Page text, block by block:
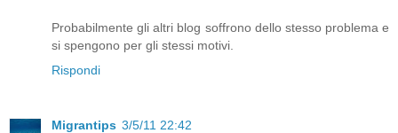
Probabilmente gli altri blog soffrono dello stesso problema e
si spengono per gli stessi motivi.
Rispondi
Migrantips 3/5/11 22:42